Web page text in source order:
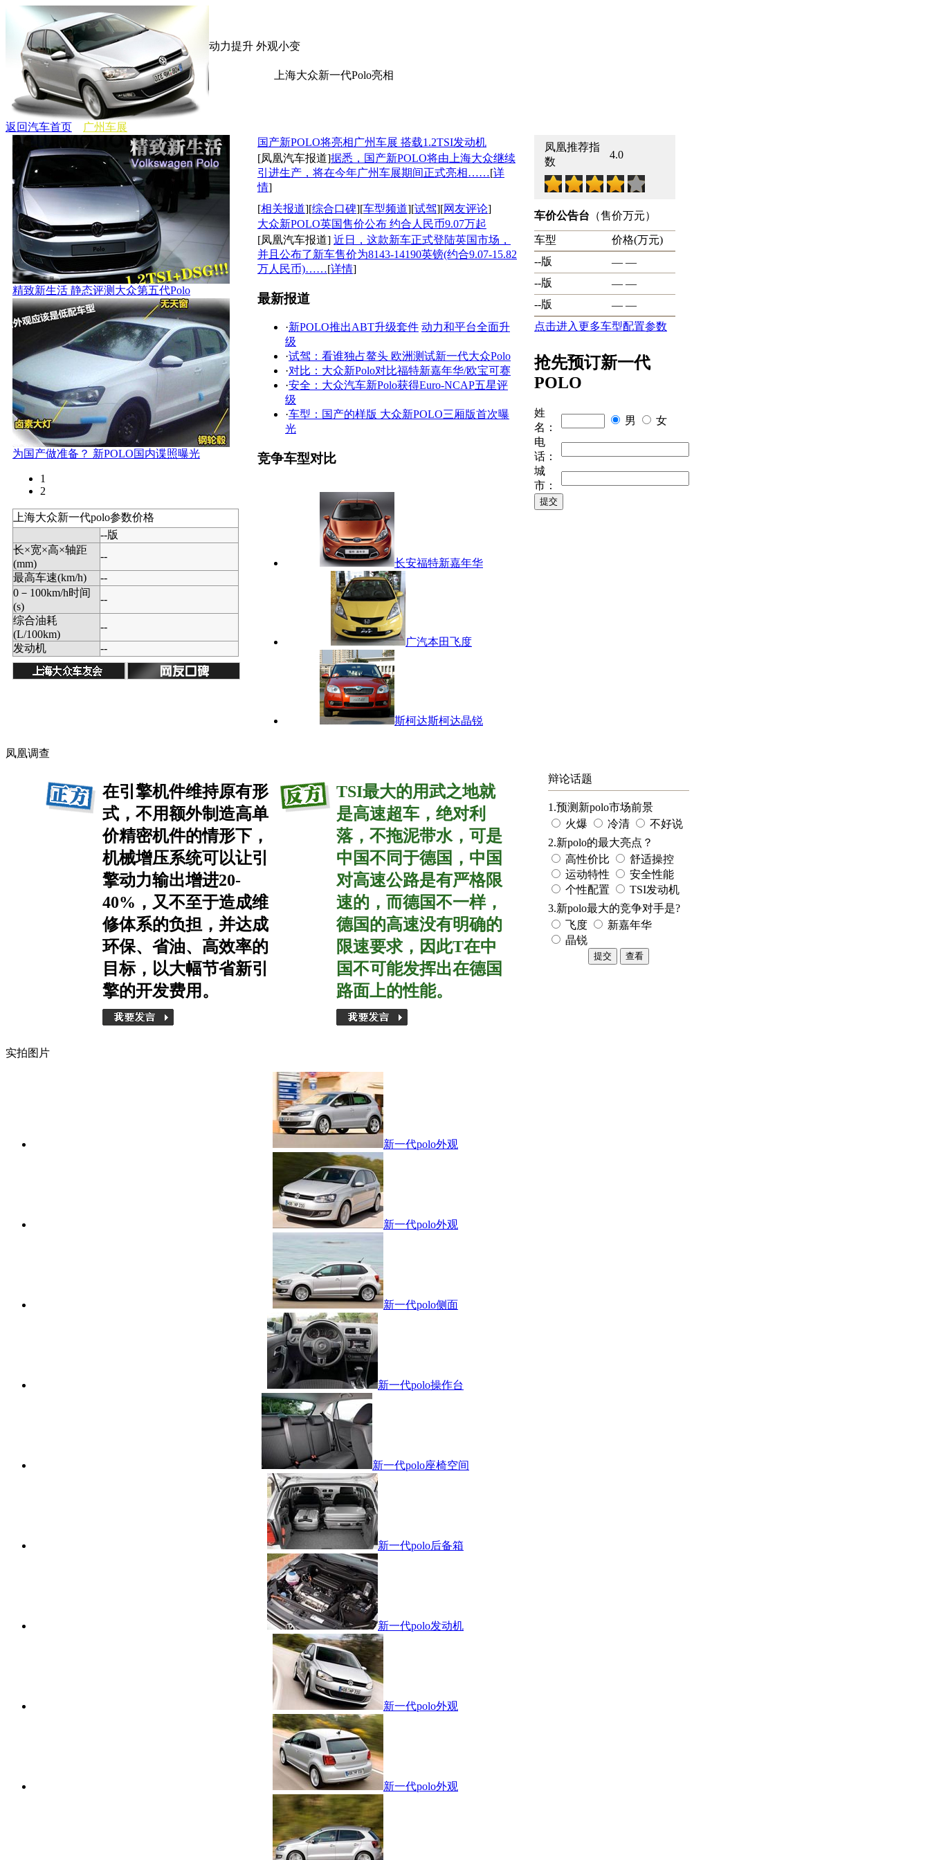
动力提升 外观小变
上海大众新一代Polo亮相
返回汽车首页 广州车展
精致新生活 静态评测大众第五代Polo
为国产做准备？ 新POLO国内谍照曝光
1
2
上海大众新一代polo参数价格
--版
长×宽×高×轴距
(mm)
--
最高车速(km/h)
--
0－100km/h时间
(s)
--
综合油耗
(L/100km)
--
发动机
--
国产新POLO将亮相广州车展 搭载1.2TSI发动机
[凤凰汽车报道]据悉，国产新POLO将由上海大众继续
引进生产，将在今年广州车展期间正式亮相……[详
情]
[相关报道][综合口碑][车型频道][试驾][网友评论]
大众新POLO英国售价公布 约合人民币9.07万起
[凤凰汽车报道] 近日，这款新车正式登陆英国市场，
并且公布了新车售价为8143-14190英镑(约合9.07-15.82
万人民币)……[详情]
最新报道
·新POLO推出ABT升级套件 动力和平台全面升
级
·试驾：看谁独占鳌头 欧洲测试新一代大众Polo
·对比：大众新Polo对比福特新嘉年华/欧宝可赛
·安全：大众汽车新Polo获得Euro-NCAP五星评
级
·车型：国产的样版 大众新POLO三厢版首次曝
光
竞争车型对比
长安福特新嘉年华
广汽本田飞度
斯柯达斯柯达晶锐
凤凰推荐指
数
4.0
车价公告台 （售价万元）
车型
价格(万元)
--版
— —
--版
— —
--版
— —
点击进入更多车型配置参数
抢先预订新一代
POLO
姓
名：
男
女
电
话：
城
市：
凤凰调查
在引擎机件维持原有形
式，不用额外制造高单
价精密机件的情形下，
机械增压系统可以让引
擎动力输出增进20-
40%，又不至于造成维
修体系的负担，并达成
环保、省油、高效率的
目标，以大幅节省新引
擎的开发费用。
TSI最大的用武之地就
是高速超车，绝对利
落，不拖泥带水，可是
中国不同于德国，中国
对高速公路是有严格限
速的，而德国不一样，
德国的高速没有明确的
限速要求，因此T在中
国不可能发挥出在德国
路面上的性能。
辩论话题
1.预测新polo市场前景
火爆
冷清
不好说
2.新polo的最大亮点？
高性价比
舒适操控
运动特性
安全性能
个性配置
TSI发动机
3.新polo最大的竞争对手是?
飞度
新嘉年华
晶锐
实拍图片
新一代polo外观
新一代polo外观
新一代polo侧面
新一代polo操作台
新一代polo座椅空间
新一代polo后备箱
新一代polo发动机
新一代polo外观
新一代polo外观